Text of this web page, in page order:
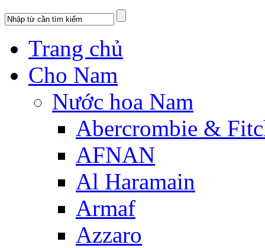
Trang chủ
Cho Nam
Nước hoa Nam
Abercrombie &
AFNAN
Al Haramain
Armaf
Azzaro